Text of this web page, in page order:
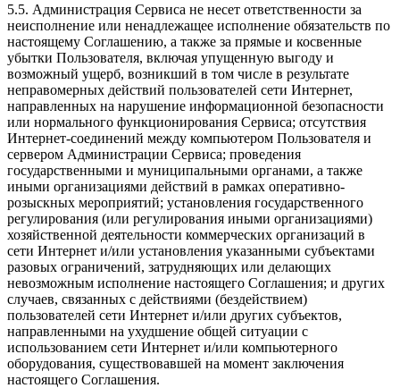
5.5. Администрация Сервиса не несет ответственности за
неисполнение или ненадлежащее исполнение обязательств по
настоящему Соглашению, а также за прямые и косвенные
убытки Пользователя, включая упущенную выгоду и
возможный ущерб, возникший в том числе в результате
неправомерных действий пользователей сети Интернет,
направленных на нарушение информационной безопасности
или нормального функционирования Сервиса; отсутствия
Интернет-соединений между компьютером Пользователя и
сервером Администрации Сервиса; проведения
государственными и муниципальными органами, а также
иными организациями действий в рамках оперативно-
розыскных мероприятий; установления государственного
регулирования (или регулирования иными организациями)
хозяйственной деятельности коммерческих организаций в
сети Интернет и/или установления указанными субъектами
разовых ограничений, затрудняющих или делающих
невозможным исполнение настоящего Соглашения; и других
случаев, связанных с действиями (бездействием)
пользователей сети Интернет и/или других субъектов,
направленными на ухудшение общей ситуации с
использованием сети Интернет и/или компьютерного
оборудования, существовавшей на момент заключения
настоящего Соглашения.